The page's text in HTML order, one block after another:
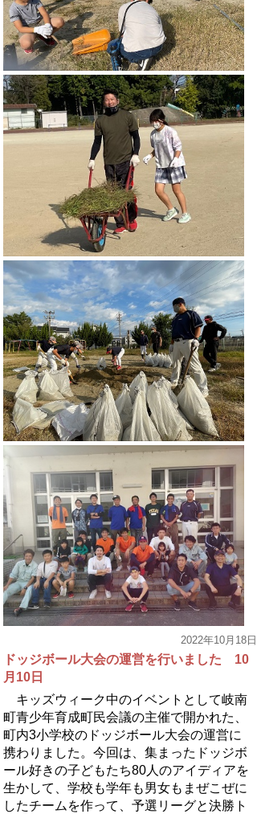
2022年10月18日
ドッジボール大会の運営を行いました 10
月10日
キッズウィーク中のイベントとして岐南
町青少年育成町民会議の主催で開かれた、
町内3小学校のドッジボール大会の運営に
携わりました。今回は、集まったドッジボ
ール好きの子どもたち80人のアイディアを
生かして、学校も学年も男女もまぜこぜに
したチームを作って、予選リーグと決勝ト